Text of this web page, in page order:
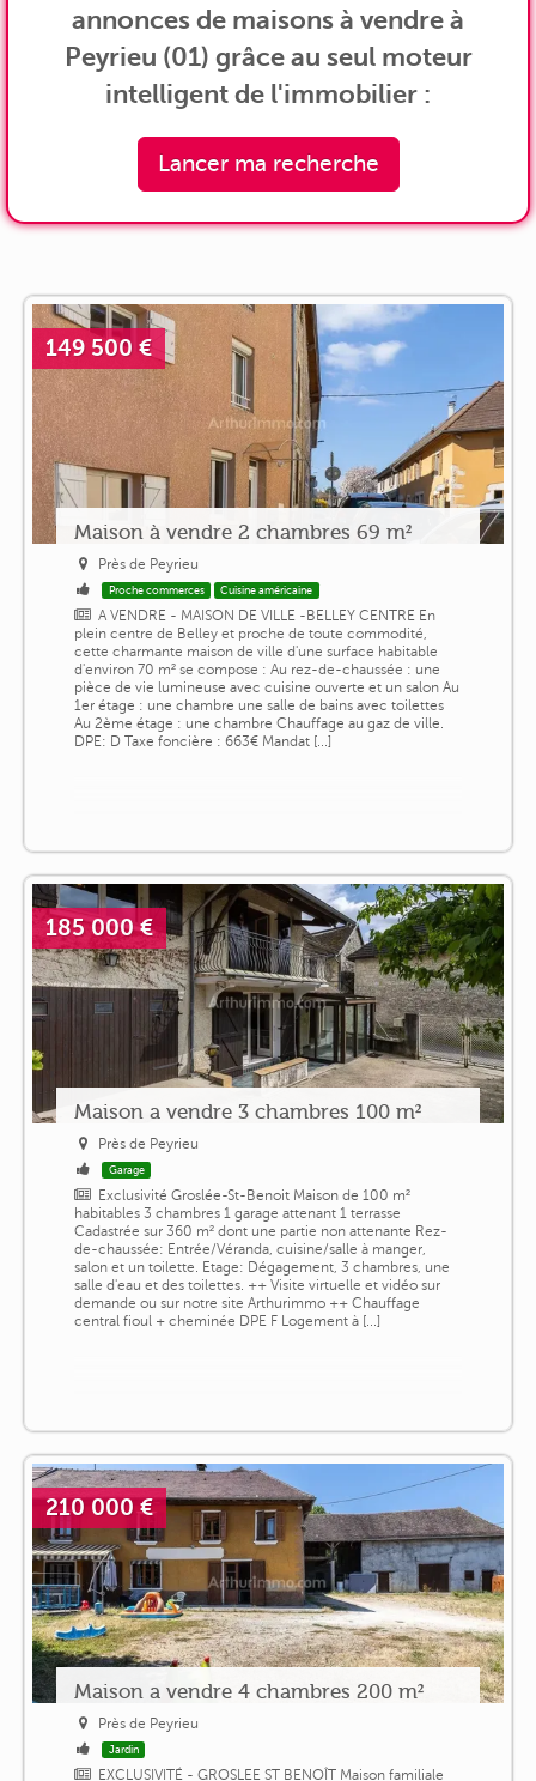
annonces de maisons à vendre à
Peyrieu (01) grâce au seul moteur
intelligent de l'immobilier :
Lancer ma recherche
149 500 €
Maison à vendre 2 chambres 69 m²
Près de Peyrieu
Proche commerces Cuisine américaine
A VENDRE - MAISON DE VILLE -BELLEY CENTRE En
plein centre de Belley et proche de toute commodité,
cette charmante maison de ville d'une surface habitable
d'environ 70 m² se compose : Au rez-de-chaussée : une
pièce de vie lumineuse avec cuisine ouverte et un salon Au
1er étage : une chambre une salle de bains avec toilettes
Au 2ème étage : une chambre Chauffage au gaz de ville.
DPE: D Taxe foncière : 663€ Mandat [...]
185 000 €
Maison a vendre 3 chambres 100 m²
Près de Peyrieu
Garage
Exclusivité Groslée-St-Benoit Maison de 100 m²
habitables 3 chambres 1 garage attenant 1 terrasse
Cadastrée sur 360 m² dont une partie non attenante Rez-
de-chaussée: Entrée/Véranda, cuisine/salle à manger,
salon et un toilette. Etage: Dégagement, 3 chambres, une
salle d'eau et des toilettes. ++ Visite virtuelle et vidéo sur
demande ou sur notre site Arthurimmo ++ Chauffage
central fioul + cheminée DPE F Logement à [...]
210 000 €
Maison a vendre 4 chambres 200 m²
Près de Peyrieu
Jardin
EXCLUSIVITÉ - GROSLEE ST BENOÎT Maison familiale